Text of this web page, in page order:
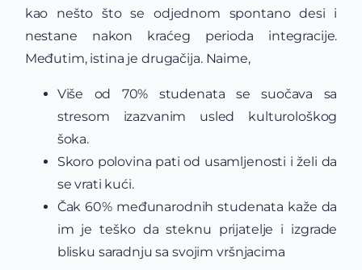
kao nešto što se odjednom spontano desi i
nestane nakon kraćeg perioda integracije.
Međutim, istina je drugačija. Naime,
Više od 70% studenata se suočava sa
stresom izazvanim usled kulturološkog
šoka.
Skoro polovina pati od usamljenosti i želi da
se vrati kući.
Čak 60% međunarodnih studenata kaže da
im je teško da steknu prijatelje i izgrade
blisku saradnju sa svojim vršnjacima